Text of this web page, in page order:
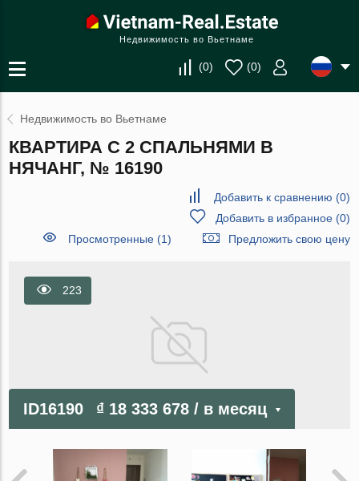
Недвижимость во Вьетнаме
(0) (0)
Недвижимость во Вьетнаме
КВАРТИРА С 2 СПАЛЬНЯМИ В
НЯЧАНГ, № 16190
Добавить к сравнению (0)
Добавить в избранное(0)
Просмотренные (1)
Предложить свою цену
223
ID16190 ₫ 18 333 678/ в месяц